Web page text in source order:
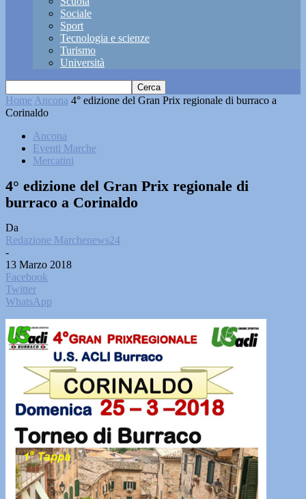
Sociale
Sport
Tecnologia e scienze
Turismo
Università
Home Ancona 4° edizione del Gran Prix regionale di burraco a
Corinaldo
Ancona
Eventi Marche
Mercatini
4° edizione del Gran Prix regionale di
burraco a Corinaldo
Da
Redazione Marchenews24
-
13 Marzo 2018
Facebook
Twitter
WhatsApp